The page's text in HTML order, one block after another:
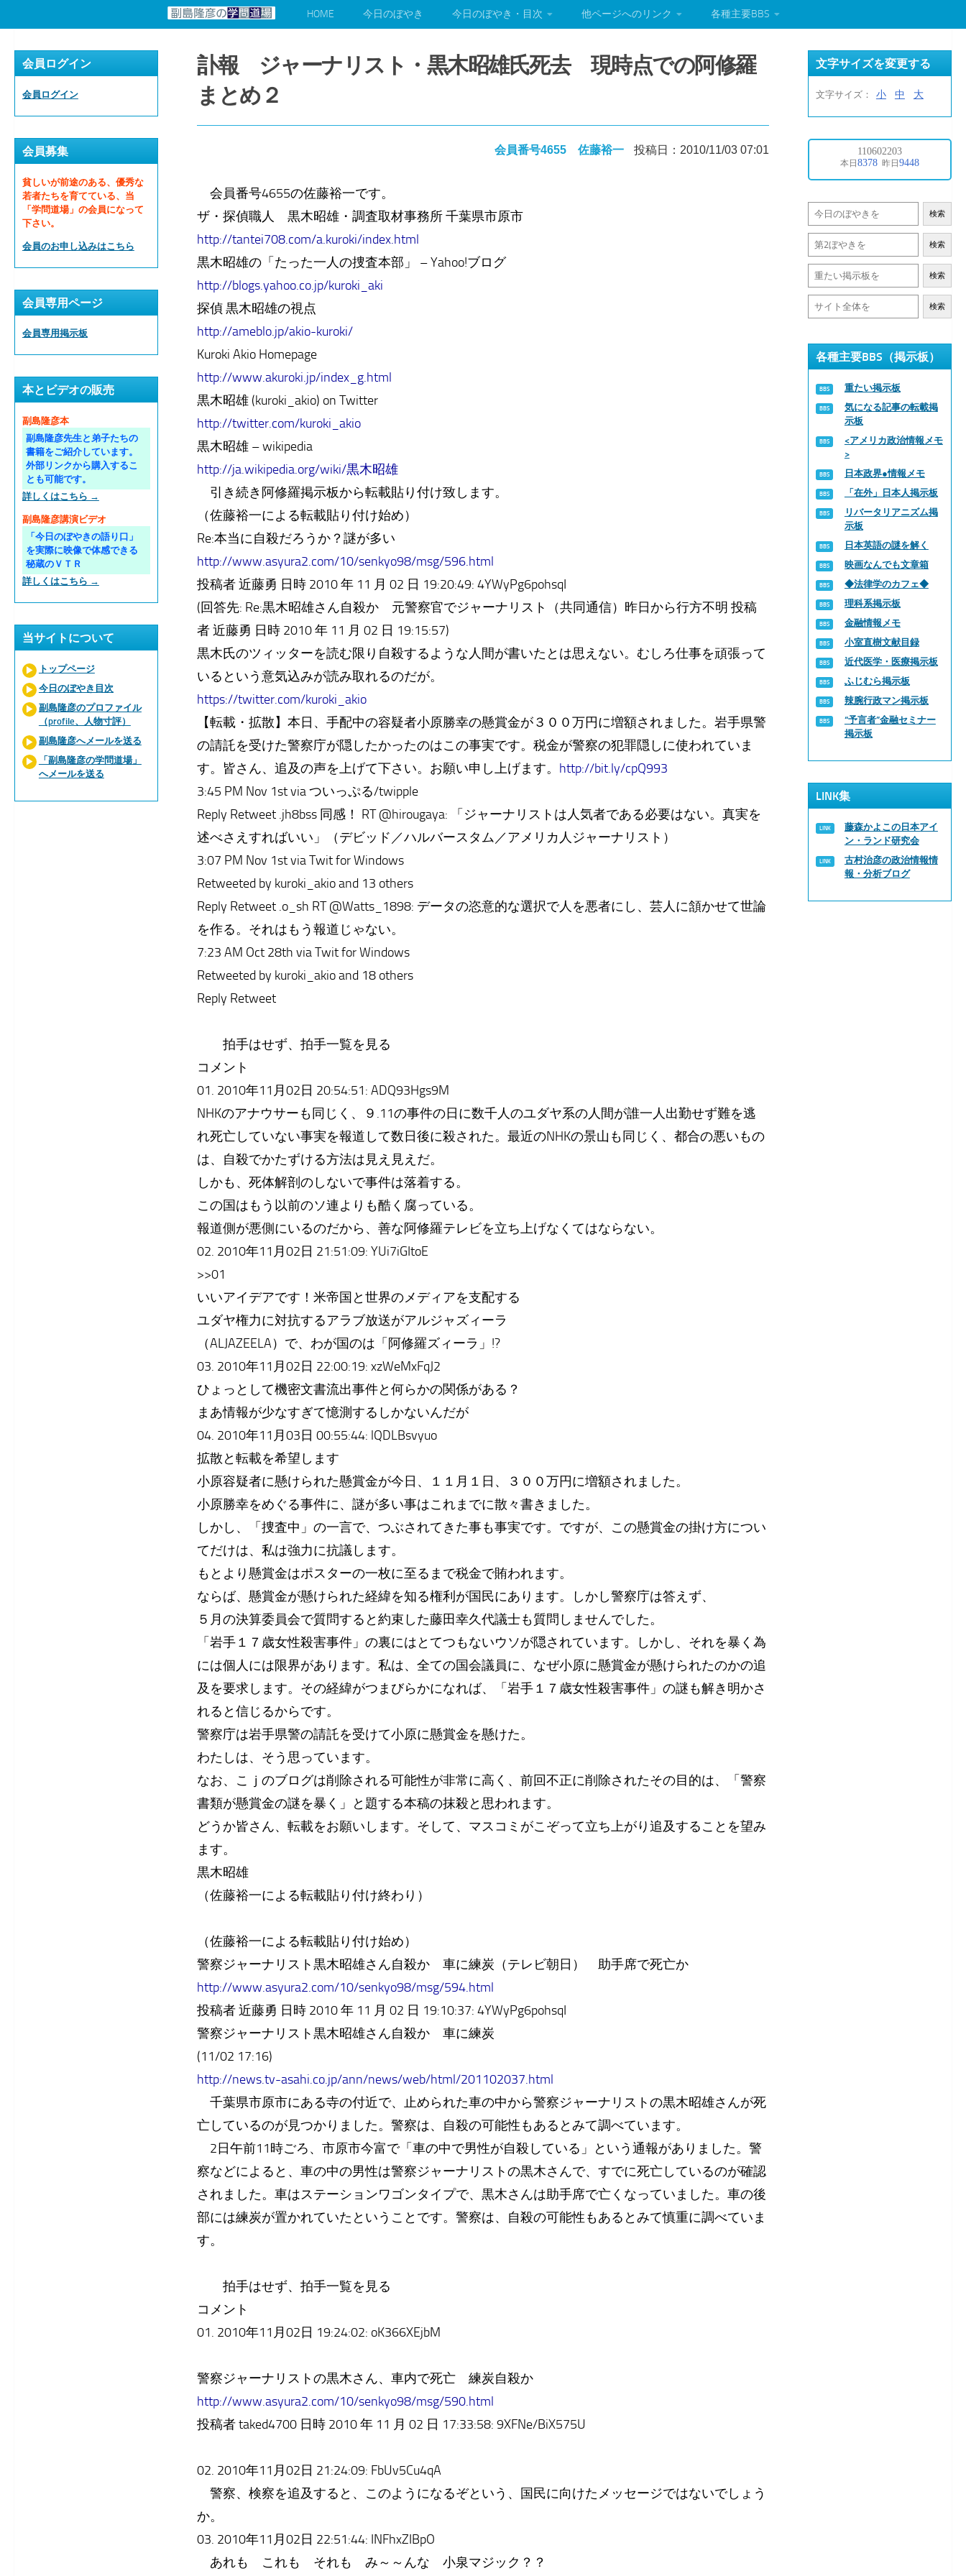
HOME 今日のぼやき 今日のぼやき・目次 他ページへのリンク 各種主要BBS
訃報 ジャーナリスト・黒木昭雄氏死去 現時点での阿修羅
まとめ２
会員番号4655 佐藤裕一 投稿日：2010/11/03 07:01
会員番号4655の佐藤裕一です。
ザ・探偵職人 黒木昭雄・調査取材事務所 千葉県市原市
http://tantei708.com/a.kuroki/index.html
黒木昭雄の「たった一人の捜査本部」 – Yahoo!ブログ
http://blogs.yahoo.co.jp/kuroki_aki
探偵 黒木昭雄の視点
http://ameblo.jp/akio-kuroki/
Kuroki Akio Homepage
http://www.akuroki.jp/index_g.html
黒木昭雄 (kuroki_akio) on Twitter
http://twitter.com/kuroki_akio
黒木昭雄 – wikipedia
http://ja.wikipedia.org/wiki/黒木昭雄
引き続き阿修羅掲示板から転載貼り付け致します。
（佐藤裕一による転載貼り付け始め）
Re:本当に自殺だろうか？謎が多い
http://www.asyura2.com/10/senkyo98/msg/596.html
投稿者 近藤勇 日時 2010 年 11 月 02 日 19:20:49: 4YWyPg6pohsqI
(回答先: Re:黒木昭雄さん自殺か 元警察官でジャーナリスト（共同通信）昨日から行方不明 投稿
者 近藤勇 日時 2010 年 11 月 02 日 19:15:57)
黒木氏のツィッターを読む限り自殺するような人間が書いたとは思えない。むしろ仕事を頑張って
いるという意気込みが読み取れるのだが。
https://twitter.com/kuroki_akio
【転載・拡散】本日、手配中の容疑者小原勝幸の懸賞金が３００万円に増額されました。岩手県警
の請託を受けた警察庁が隠したかったのはこの事実です。税金が警察の犯罪隠しに使われていま
す。皆さん、追及の声を上げて下さい。お願い申し上げます。 http://bit.ly/cpQ993
3:45 PM Nov 1st via ついっぷる/twipple
Reply Retweet .jh8bss 同感！ RT @hirougaya: 「ジャーナリストは人気者である必要はない。真実を
述べさえすればいい」（デビッド／ハルバースタム／アメリカ人ジャーナリスト）
3:07 PM Nov 1st via Twit for Windows
Retweeted by kuroki_akio and 13 others
Reply Retweet .o_sh RT @Watts_1898: データの恣意的な選択で人を悪者にし、芸人に頷かせて世論
を作る。それはもう報道じゃない。
7:23 AM Oct 28th via Twit for Windows
Retweeted by kuroki_akio and 18 others
Reply Retweet
拍手はせず、拍手一覧を見る
コメント
01. 2010年11月02日 20:54:51: ADQ93Hgs9M
NHKのアナウサーも同じく、９.11の事件の日に数千人のユダヤ系の人間が誰一人出勤せず難を逃
れ死亡していない事実を報道して数日後に殺された。最近のNHKの景山も同じく、都合の悪いもの
は、自殺でかたずける方法は見え見えだ。
しかも、死体解剖のしないで事件は落着する。
この国はもう以前のソ連よりも酷く腐っている。
報道側が悪側にいるのだから、善な阿修羅テレビを立ち上げなくてはならない。
02. 2010年11月02日 21:51:09: YUi7iGItoE
>>01
いいアイデアです！米帝国と世界のメディアを支配する
ユダヤ権力に対抗するアラブ放送がアルジャズィーラ
（ALJAZEELA）で、わが国のは「阿修羅ズィーラ」!?
03. 2010年11月02日 22:00:19: xzWeMxFqJ2
ひょっとして機密文書流出事件と何らかの関係がある？
まあ情報が少なすぎて憶測するしかないんだが
04. 2010年11月03日 00:55:44: lQDLBsvyuo
拡散と転載を希望します
小原容疑者に懸けられた懸賞金が今日、１１月１日、３００万円に増額されました。
小原勝幸をめぐる事件に、謎が多い事はこれまでに散々書きました。
しかし、「捜査中」の一言で、つぶされてきた事も事実です。ですが、この懸賞金の掛け方につい
てだけは、私は強力に抗議します。
もとより懸賞金はポスターの一枚に至るまで税金で賄われます。
ならば、懸賞金が懸けられた経緯を知る権利が国民にあります。しかし警察庁は答えず、
５月の決算委員会で質問すると約束した藤田幸久代議士も質問しませんでした。
「岩手１７歳女性殺害事件」の裏にはとてつもないウソが隠されています。しかし、それを暴く為
には個人には限界があります。私は、全ての国会議員に、なぜ小原に懸賞金が懸けられたのかの追
及を要求します。その経緯がつまびらかになれば、「岩手１７歳女性殺害事件」の謎も解き明かさ
れると信じるからです。
警察庁は岩手県警の請託を受けて小原に懸賞金を懸けた。
わたしは、そう思っています。
なお、こｊのブログは削除される可能性が非常に高く、前回不正に削除されたその目的は、「警察
書類が懸賞金の謎を暴く」と題する本稿の抹殺と思われます。
どうか皆さん、転載をお願いします。そして、マスコミがこぞって立ち上がり追及することを望み
ます。
黒木昭雄
（佐藤裕一による転載貼り付け終わり）
（佐藤裕一による転載貼り付け始め）
警察ジャーナリスト黒木昭雄さん自殺か 車に練炭（テレビ朝日） 助手席で死亡か
http://www.asyura2.com/10/senkyo98/msg/594.html
投稿者 近藤勇 日時 2010 年 11 月 02 日 19:10:37: 4YWyPg6pohsqI
警察ジャーナリスト黒木昭雄さん自殺か 車に練炭
(11/02 17:16)
http://news.tv-asahi.co.jp/ann/news/web/html/201102037.html
千葉県市原市にある寺の付近で、止められた車の中から警察ジャーナリストの黒木昭雄さんが死
亡しているのが見つかりました。警察は、自殺の可能性もあるとみて調べています。
2日午前11時ごろ、市原市今富で「車の中で男性が自殺している」という通報がありました。警
察などによると、車の中の男性は警察ジャーナリストの黒木さんで、すでに死亡しているのが確認
されました。車はステーションワゴンタイプで、黒木さんは助手席で亡くなっていました。車の後
部には練炭が置かれていたということです。警察は、自殺の可能性もあるとみて慎重に調べていま
す。
拍手はせず、拍手一覧を見る
コメント
01. 2010年11月02日 19:24:02: oK366XEjbM
警察ジャーナリストの黒木さん、車内で死亡 練炭自殺か
http://www.asyura2.com/10/senkyo98/msg/590.html
投稿者 taked4700 日時 2010 年 11 月 02 日 17:33:58: 9XFNe/BiX575U
02. 2010年11月02日 21:24:09: FbUv5Cu4qA
警察、検察を追及すると、このようになるぞという、国民に向けたメッセージではないでしょう
か。
03. 2010年11月02日 22:51:44: INFhxZIBpO
あれも これも それも み～～んな 小泉マジック？？
会員ログイン
会員ログイン
会員募集
貧しいが前途のある、優秀な
若者たちを育てている、当
「学問道場」の会員になって
下さい。
会員のお申し込みはこちら
会員専用ページ
会員専用掲示板
本とビデオの販売
副島隆彦本
副島隆彦先生と弟子たちの
書籍をご紹介しています。
外部リンクから購入するこ
とも可能です。
詳しくはこちら →
副島隆彦講演ビデオ
「今日のぼやきの語り口」
を実際に映像で体感できる
秘蔵のＶＴＲ
詳しくはこちら →
当サイトについて
トップページ
今日のぼやき目次
副島隆彦のプロファイル
（profile、人物寸評）
副島隆彦へメールを送る
「副島隆彦の学問道場」
へメールを送る
文字サイズを変更する
文字サイズ： 小 中 大
検索
検索
検索
検索
各種主要BBS（掲示板）
重たい掲示板
気になる記事の転載掲
示板
<アメリカ政治情報メモ
>
日本政界●情報メモ
「在外」日本人掲示板
リバータリアニズム掲
示板
日本英語の謎を解く
映画なんでも文章箱
◆法律学のカフェ◆
理科系掲示板
金融情報メモ
小室直樹文献目録
近代医学・医療掲示板
ふじむら掲示板
辣腕行政マン掲示板
“予言者”金融セミナー
掲示板
LINK集
藤森かよこの日本アイ
ン・ランド研究会
古村治彦の政治情報情
報・分析ブログ